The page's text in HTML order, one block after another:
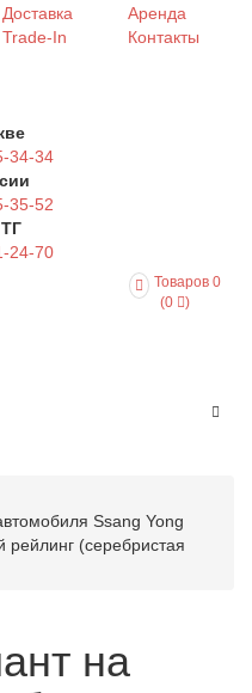
Доставка
Trade-In
Аренда
Контакты
34-34
35-52
24-70
Товаров 0
(0
)
Ssang Yong
рейлинг (серебристая
на